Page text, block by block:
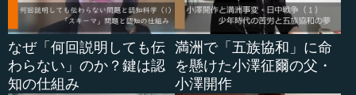
なぜ「何回説明しても伝
わらない」のか？鍵は認
知の仕組み
満洲で「五族協和」に命
を懸けた小澤征爾の父・
小澤開作